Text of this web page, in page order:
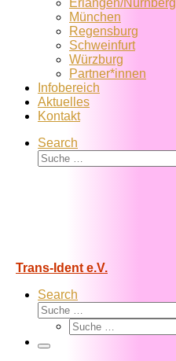
Erlangen/Nürnberg
München
Regensburg
Schweinfurt
Würzburg
Partner*innen
Infobereich
Aktuelles
Kontakt
Search
Suche
Trans-Ident e.V.
Search
Suche
Suche
Menü